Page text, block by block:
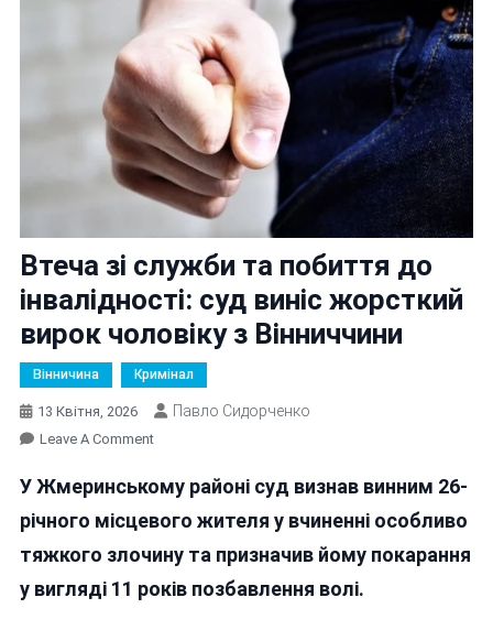
Втеча зі служби та побиття до
інвалідності: суд виніс жорсткий
вирок чоловіку з Вінниччини
Вінничина Кримінал
13 Квітня, 2026 Павло Сидорченко
Leave A CommentOn
Зі
Служби
Побиття
До
У Жмеринському районі суд визнав винним 26-
річного місцевого жителя у вчиненні особливо
тяжкого злочину та призначив йому покарання
у вигляді 11 років позбавлення волі.